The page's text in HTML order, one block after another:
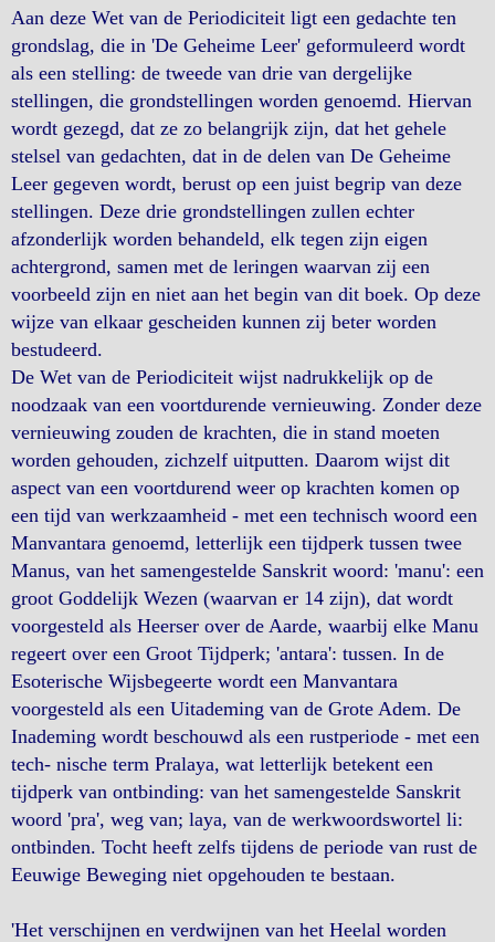
Aan deze Wet van de Periodiciteit ligt een gedachte ten
grondslag, die in 'De Geheime Leer' geformuleerd wordt
als een stelling: de tweede van drie van dergelijke
stellingen, die grondstellingen worden genoemd. Hiervan
wordt gezegd, dat ze zo belangrijk zijn, dat het gehele
stelsel van gedachten, dat in de delen van De Geheime
Leer gegeven wordt, berust op een juist begrip van deze
stellingen. Deze drie grondstellingen zullen echter
afzonderlijk worden behandeld, elk tegen zijn eigen
achtergrond, samen met de leringen waarvan zij een
voorbeeld zijn en niet aan het begin van dit boek. Op deze
wijze van elkaar gescheiden kunnen zij beter worden
bestudeerd.
De Wet van de Periodiciteit wijst nadrukkelijk op de
noodzaak van een voortdurende vernieuwing. Zonder deze
vernieuwing zouden de krachten, die in stand moeten
worden gehouden, zichzelf uitputten. Daarom wijst dit
aspect van een voortdurend weer op krachten komen op
een tijd van werkzaamheid - met een technisch woord een
Manvantara genoemd, letterlijk een tijdperk tussen twee
Manus, van het samengestelde Sanskrit woord: 'manu': een
groot Goddelijk Wezen (waarvan er 14 zijn), dat wordt
voorgesteld als Heerser over de Aarde, waarbij elke Manu
regeert over een Groot Tijdperk; 'antara': tussen. In de
Esoterische Wijsbegeerte wordt een Manvantara
voorgesteld als een Uitademing van de Grote Adem. De
Inademing wordt beschouwd als een rustperiode - met een
tech- nische term Pralaya, wat letterlijk betekent een
tijdperk van ontbinding: van het samengestelde Sanskrit
woord 'pra', weg van; laya, van de werkwoordswortel li:
ontbinden. Tocht heeft zelfs tijdens de periode van rust de
Eeuwige Beweging niet opgehouden te bestaan.
'Het verschijnen en verdwijnen van het Heelal worden